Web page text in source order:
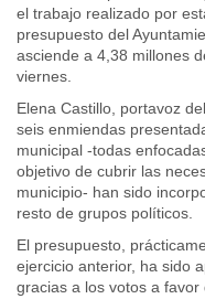
el trabajo realizado por
presupuesto del
asciende a 4,38 millones
viernes.
Elena Castillo, portavoz
seis enmiendas
municipal -todas
objetivo de cubrir las
municipio- han sido
resto de grupos políticos.
El presupuesto,
ejercicio anterior, ha sido
gracias a los votos a